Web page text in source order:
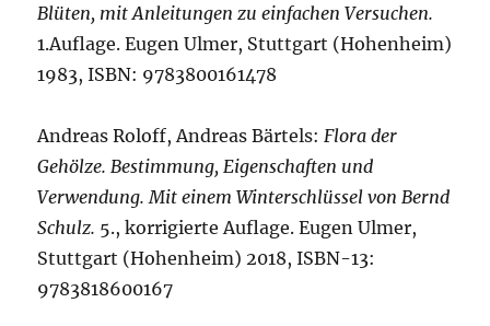
Blüten, mit Anleitungen zu einfachen Versuchen.
1.Auflage. Eugen Ulmer, Stuttgart (Hohenheim)
1983, ISBN: 9783800161478
Andreas Roloff, Andreas Bärtels: Flora der
Gehölze. Bestimmung, Eigenschaften und
Verwendung. Mit einem Winterschlüssel von Bernd
Schulz. 5., korrigierte Auflage. Eugen Ulmer,
Stuttgart (Hohenheim) 2018, ISBN-13:
9783818600167